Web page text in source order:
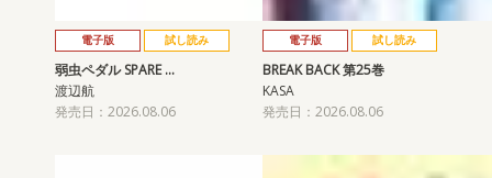
電子版 試し読み
弱虫ペダル SPARE …
渡辺航
発売日：2026.08.06
電子版 試し読み
BREAK BACK 第25巻
KASA
発売日：2026.08.06